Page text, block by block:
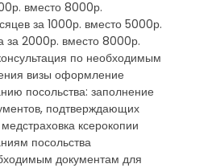
вместо 8000р.
за 1000р. вместо 5000р.
за 2000р. вместо 8000р.
по необходимым
визы оформление
посольства: заполнение
подтверждающих
ксерокопии
посольства
документам для